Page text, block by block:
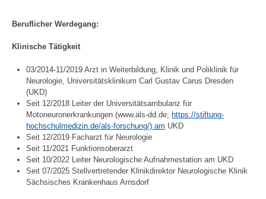
Beruflicher Werdegang:
Klinische Tätigkeit
03/2014-11/2019 Arzt in Weiterbildung, Klinik und Poliklinik für
Neurologie, Universitätsklinikum Carl Gustav Carus Dresden
(UKD)
Seit 12/2018 Leiter der Universitätsambulanz für
Motoneuronerkrankungen (www.als-dd.de; https://stiftung-
hochschulmedizin.de/als-forschung/) am UKD
Seit 12/2019 Facharzt für Neurologie
Seit 11/2021 Funktionsoberarzt
Seit 10/2022 Leiter Neurologische Aufnahmestation am UKD
Seit 07/2025 Stellvertretender Klinikdirektor Neurologische Klinik
Sächsisches Krankenhaus Arnsdorf